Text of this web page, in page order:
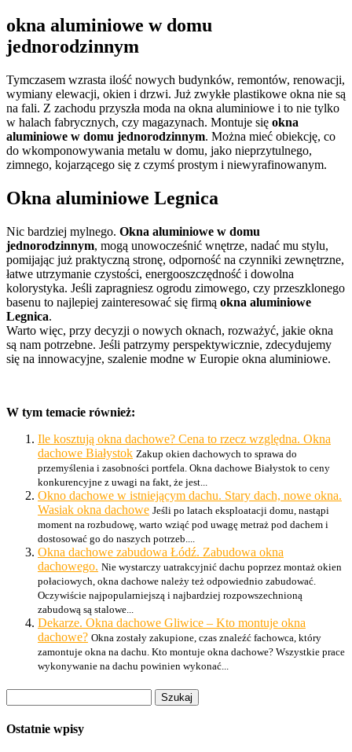
okna aluminiowe w domu
jednorodzinnym
Tymczasem wzrasta ilość nowych budynków, remontów, renowacji,
wymiany elewacji, okien i drzwi. Już zwykłe plastikowe okna nie są
na fali. Z zachodu przyszła moda na okna aluminiowe i to nie tylko
w halach fabrycznych, czy magazynach. Montuje się okna
aluminiowe w domu jednorodzinnym. Można mieć obiekcję, co
do wkomponowywania metalu w domu, jako nieprzytulnego,
zimnego, kojarzącego się z czymś prostym i niewyrafinowanym.
Okna aluminiowe Legnica
Nic bardziej mylnego. Okna aluminiowe w domu
jednorodzinnym, mogą unowocześnić wnętrze, nadać mu stylu,
pomijając już praktyczną stronę, odporność na czynniki zewnętrzne,
łatwe utrzymanie czystości, energooszczędność i dowolna
kolorystyka. Jeśli zapragniesz ogrodu zimowego, czy przeszklonego
basenu to najlepiej zainteresować się firmą okna aluminiowe
Legnica.
Warto więc, przy decyzji o nowych oknach, rozważyć, jakie okna
są nam potrzebne. Jeśli patrzymy perspektywicznie, zdecydujemy
się na innowacyjne, szalenie modne w Europie okna aluminiowe.
W tym temacie również:
Ile kosztują okna dachowe? Cena to rzecz względna. Okna
dachowe Białystok Zakup okien dachowych to sprawa do
przemyślenia i zasobności portfela. Okna dachowe Białystok to ceny
konkurencyjne z uwagi na fakt, że jest...
Okno dachowe w istniejącym dachu. Stary dach, nowe okna.
Wasiak okna dachowe Jeśli po latach eksploatacji domu, nastąpi
moment na rozbudowę, warto wziąć pod uwagę metraż pod dachem i
dostosować go do naszych potrzeb....
Okna dachowe zabudowa Łódź. Zabudowa okna
dachowego. Nie wystarczy uatrakcyjnić dachu poprzez montaż okien
połaciowych, okna dachowe należy też odpowiednio zabudować.
Oczywiście najpopularniejszą i najbardziej rozpowszechnioną
zabudową są stalowe...
Dekarze. Okna dachowe Gliwice – Kto montuje okna
dachowe? Okna zostały zakupione, czas znaleźć fachowca, który
zamontuje okna na dachu. Kto montuje okna dachowe? Wszystkie prace
wykonywanie na dachu powinien wykonać...
Ostatnie wpisy